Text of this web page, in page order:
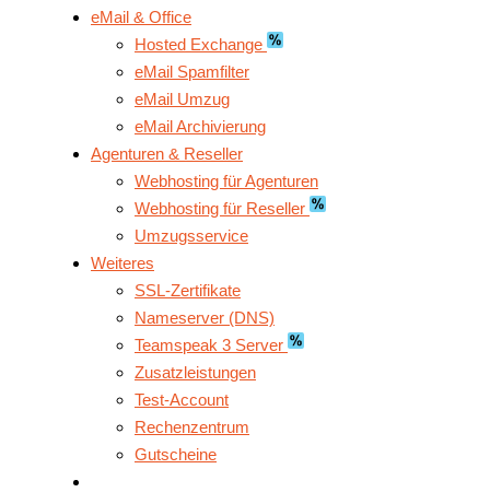
eMail & Office
Hosted Exchange
eMail Spamfilter
eMail Umzug
eMail Archivierung
Agenturen & Reseller
Webhosting für Agenturen
Webhosting für Reseller
Umzugsservice
Weiteres
SSL-Zertifikate
Nameserver (DNS)
Teamspeak 3 Server
Zusatzleistungen
Test-Account
Rechenzentrum
Gutscheine